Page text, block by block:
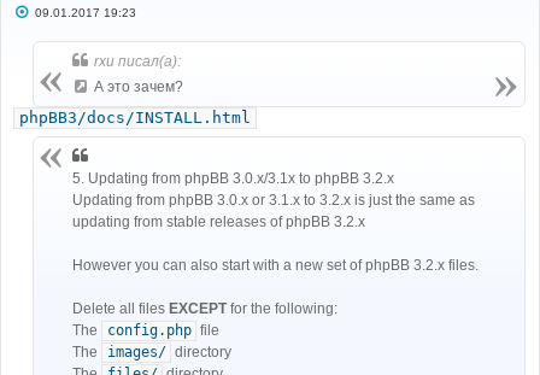
С
и
е
09.01.2017 19:23
rxu писал(а):
А это зачем?
phpBB3/docs/INSTALL.html
5. Updating from phpBB 3.0.x/3.1x to phpBB 3.2.x
Updating from phpBB 3.0.x or 3.1.x to 3.2.x is just the same as
updating from stable releases of phpBB 3.2.x
However you can also start with a new set of phpBB 3.2.x files.
Delete all files EXCEPTfor the following:
The
config.php file
The
images/ directory